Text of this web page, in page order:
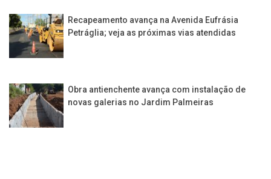
Recapeamento avança na Avenida Eufrásia
Petráglia; veja as próximas vias atendidas
Obra antienchente avança com instalação de
novas galerias no Jardim Palmeiras